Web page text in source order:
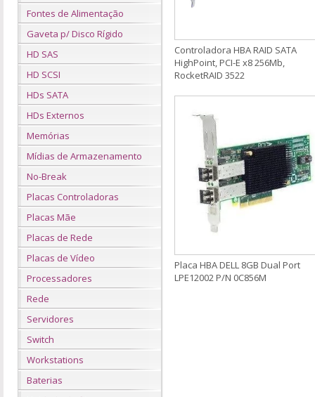
Fontes de Alimentação
Gaveta p/ Disco Rígido
HD SAS
HD SCSI
HDs SATA
HDs Externos
Memórias
Mídias de Armazenamento
No-Break
Placas Controladoras
Placas Mãe
Placas de Rede
Placas de Vídeo
Processadores
Rede
Servidores
Switch
Workstations
Baterias
Controladora HBA RAID SATA
HighPoint, PCI-E x8 256Mb,
RocketRAID 3522
Placa HBA DELL 8GB Dual Port
LPE12002 P/N 0C856M